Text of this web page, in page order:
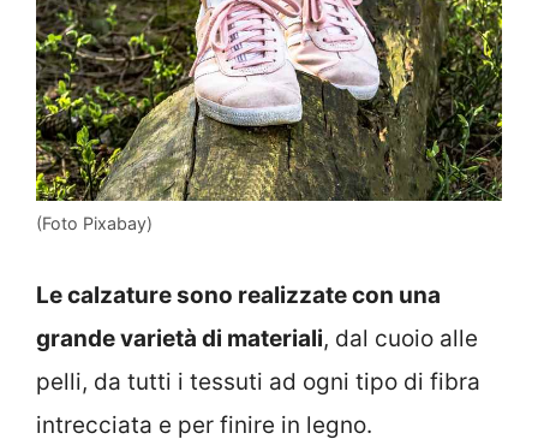
(Foto Pixabay)
Le calzature sono realizzate con una
grande varietà di materiali, dal cuoio alle
pelli, da tutti i tessuti ad ogni tipo di fibra
intrecciata e per finire in legno.